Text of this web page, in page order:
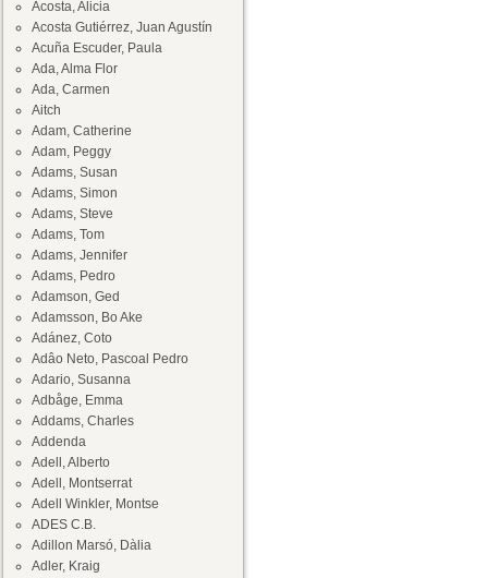
Acosta, Alicia
Acosta Gutiérrez, Juan Agustín
Acuña Escuder, Paula
Ada, Alma Flor
Ada, Carmen
Aitch
Adam, Catherine
Adam, Peggy
Adams, Susan
Adams, Simon
Adams, Steve
Adams, Tom
Adams, Jennifer
Adams, Pedro
Adamson, Ged
Adamsson, Bo Ake
Adánez, Coto
Adâo Neto, Pascoal Pedro
Adario, Susanna
Adbåge, Emma
Addams, Charles
Addenda
Adell, Alberto
Adell, Montserrat
Adell Winkler, Montse
ADES C.B.
Adillon Marsó, Dàlia
Adler, Kraig